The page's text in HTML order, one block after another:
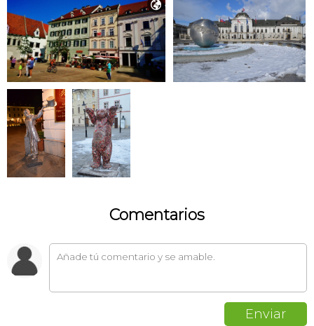

Comentarios